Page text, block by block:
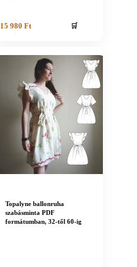
15 980 Ft 🛒
Topalyne ballonruha
szabásminta PDF
formátumban, 32-től 60-ig